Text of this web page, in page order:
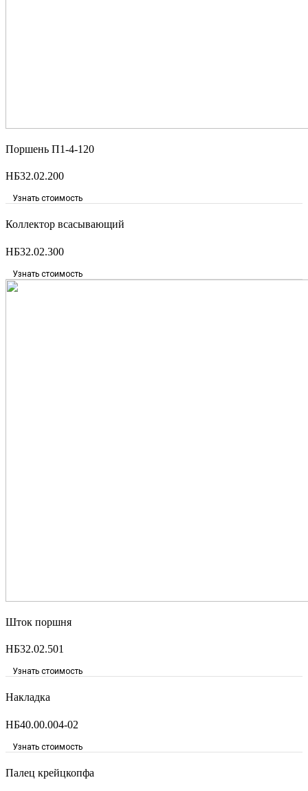
Поршень П1-4-120
НБ32.02.200
Узнать стоимость
Коллектор всасывающий
НБ32.02.300
Узнать стоимость
Шток поршня
НБ32.02.501
Узнать стоимость
Накладка
НБ40.00.004-02
Узнать стоимость
Палец крейцкопфа